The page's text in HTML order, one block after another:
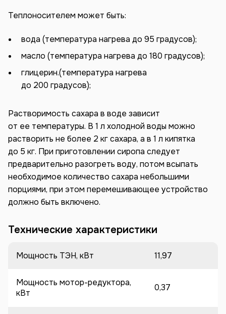
Теплоносителем может быть:
вода (температура нагрева до 95 градусов);
масло (температура нагрева до 180 градусов);
глицерин.(температура нагрева
до 200 градусов);
Растворимость сахара в воде зависит
от ее температуры. В 1 л холодной воды можно
растворить не более 2 кг сахара, а в 1 л кипятка
до 5 кг. При приготовлении сиропа следует
предварительно разогреть воду, потом всыпать
необходимое количество сахара небольшими
порциями, при этом перемешивающее устройство
должно быть включено.
Технические характеристики
Мощность ТЭН, кВт 11,97
Мощность мотор-редуктора,
кВт
0,37